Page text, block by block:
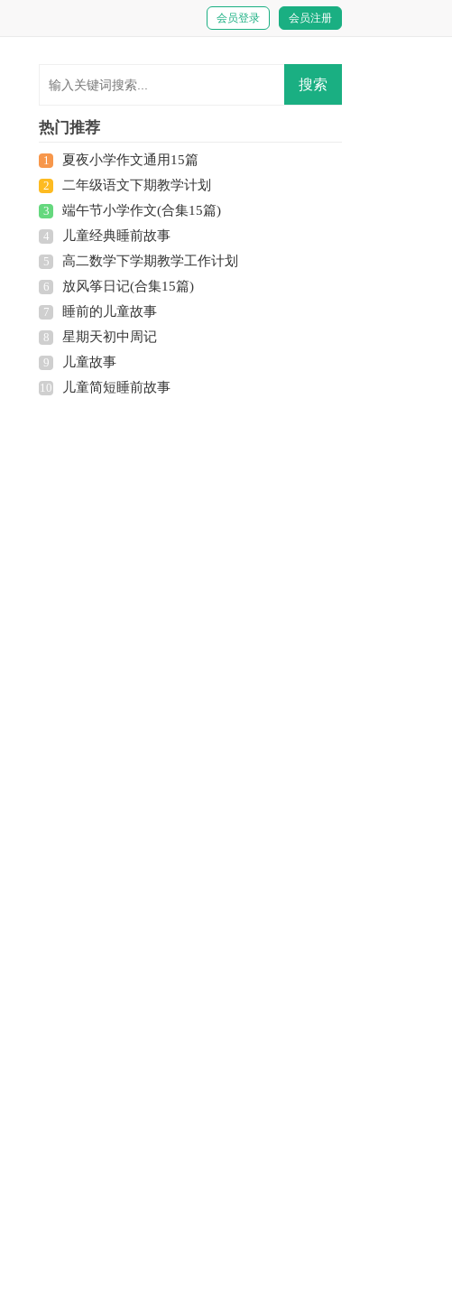
会员登录 会员注册
热门推荐
1 夏夜小学作文通用15篇
2 二年级语文下期教学计划
3 端午节小学作文(合集15篇)
4 儿童经典睡前故事
5 高二数学下学期教学工作计划
6 放风筝日记(合集15篇)
7 睡前的儿童故事
8 星期天初中周记
9 儿童故事
10 儿童简短睡前故事